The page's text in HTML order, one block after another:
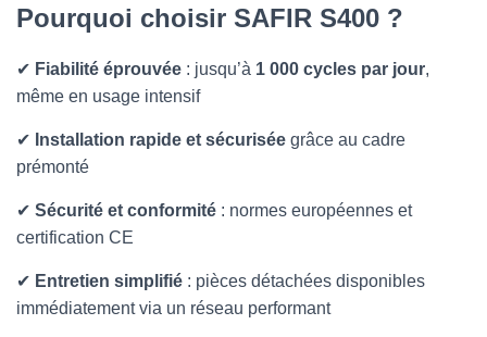
Pourquoi choisir SAFIR S400 ?
✔ Fiabilité éprouvée : jusqu’à 1 000 cycles par jour,
même en usage intensif
✔ Installation rapide et sécurisée grâce au cadre
prémonté
✔ Sécurité et conformité : normes européennes et
certification CE
✔ Entretien simplifié : pièces détachées disponibles
immédiatement via un réseau performant